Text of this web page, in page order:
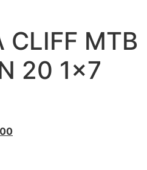
CLIFF MTB
20 1×7